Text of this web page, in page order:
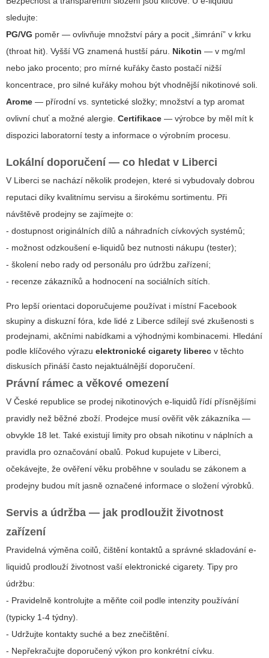
sledujte:
PG/VG poměr — ovlivňuje množství páry a pocit „šimrání” v krku
(throat hit). Vyšší VG znamená hustší páru. Nikotin — v mg/ml
nebo jako procento; pro mírné kuřáky často postačí nižší
koncentrace, pro silné kuřáky mohou být vhodnější nikotinové soli.
Arome — přírodní vs. syntetické složky; množství a typ aromat
ovlivní chuť a možné alergie. Certifikace — výrobce by měl mít k
dispozici laboratorní testy a informace o výrobním procesu.
Lokální doporučení — co hledat v Liberci
V Liberci se nachází několik prodejen, které si vybudovaly dobrou
reputaci díky kvalitnímu servisu a širokému sortimentu. Při
návštěvě prodejny se zajímejte o:
- dostupnost originálních dílů a náhradních cívkových systémů;
- možnost odzkoušení e-liquidů bez nutnosti nákupu (tester);
- školení nebo rady od personálu pro údržbu zařízení;
- recenze zákazníků a hodnocení na sociálních sítích.
Pro lepší orientaci doporučujeme používat i místní Facebook
skupiny a diskuzní fóra, kde lidé z Liberce sdílejí své zkušenosti s
prodejnami, akčními nabídkami a výhodnými kombinacemi. Hledání
podle klíčového výrazu elektronické cigarety liberec v těchto
diskusích přináší často nejaktuálnější doporučení.
Právní rámec a věkové omezení
V České republice se prodej nikotinových e-liquidů řídí přísnějšími
pravidly než běžné zboží. Prodejce musí ověřit věk zákazníka —
obvykle 18 let. Také existují limity pro obsah nikotinu v náplních a
pravidla pro označování obalů. Pokud kupujete v Liberci,
očekávejte, že ověření věku proběhne v souladu se zákonem a
prodejny budou mít jasně označené informace o složení výrobků.
Servis a údržba — jak prodloužit životnost
zařízení
Pravidelná výměna coilů, čištění kontaktů a správné skladování e-
liquidů prodlouží životnost vaší elektronické cigarety. Tipy pro
údržbu:
- Pravidelně kontrolujte a měňte coil podle intenzity používání
(typicky 1-4 týdny).
- Udržujte kontakty suché a bez znečištění.
- Nepřekračujte doporučený výkon pro konkrétní cívku.